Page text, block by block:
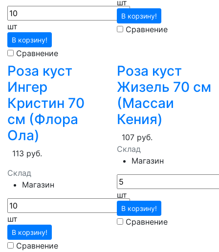
шт
В корзину!
Сравнение
шт
В корзину!
Сравнение
Роза куст
Ингер
Кристин 70
см (Флора
Ола)
113 руб.
Склад
Магазин
шт
В корзину!
Сравнение
Роза куст
Жизель 70 см
(Массаи
Кения)
107 руб.
Склад
Магазин
шт
В корзину!
Сравнение